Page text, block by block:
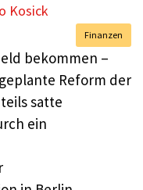
Kosick
Finanzen
bekommen –
Reform der
satte
ein